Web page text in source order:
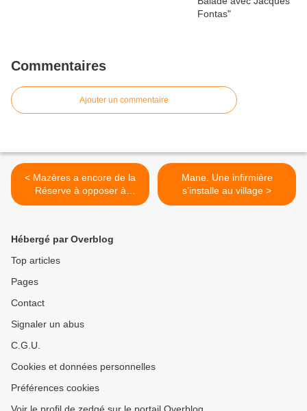
Commentaires
Ajouter un commentaire
< Mazères a encore de la
Réserve à opposer à
Mauvezin
Mane. Une infirmière
s’installe au village >
Hébergé par Overblog
Top articles
Pages
Contact
Signaler un abus
C.G.U.
Cookies et données personnelles
Préférences cookies